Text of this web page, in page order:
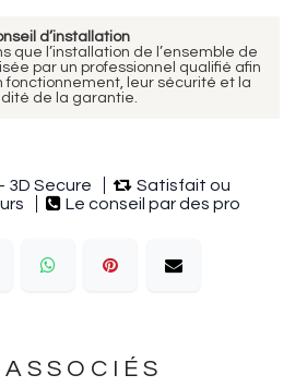
d’installation
que l’installation de l’ensemble de
par un professionnel qualifié afin
fonctionnement, leur sécurité et la
de la garantie.
3D Secure
Satisfait ou
Le conseil par des pro